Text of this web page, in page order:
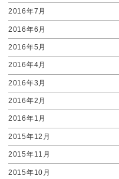
2016年7月
2016年6月
2016年5月
2016年4月
2016年3月
2016年2月
2016年1月
2015年12月
2015年11月
2015年10月